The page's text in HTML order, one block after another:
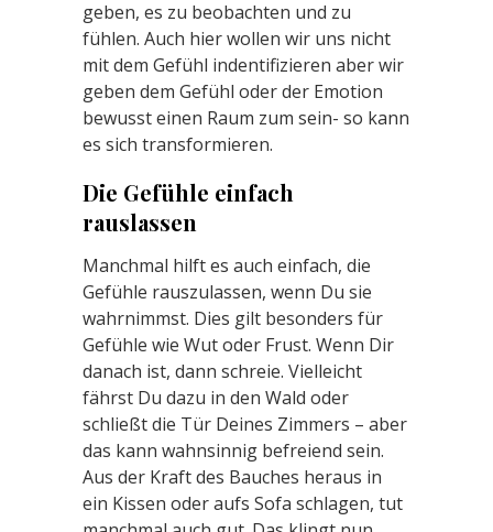
geben, es zu beobachten und zu
fühlen. Auch hier wollen wir uns nicht
mit dem Gefühl indentifizieren aber wir
geben dem Gefühl oder der Emotion
bewusst einen Raum zum sein- so kann
es sich transformieren.
Die Gefühle einfach
rauslassen
Manchmal hilft es auch einfach, die
Gefühle rauszulassen, wenn Du sie
wahrnimmst. Dies gilt besonders für
Gefühle wie Wut oder Frust. Wenn Dir
danach ist, dann schreie. Vielleicht
fährst Du dazu in den Wald oder
schließt die Tür Deines Zimmers – aber
das kann wahnsinnig befreiend sein.
Aus der Kraft des Bauches heraus in
ein Kissen oder aufs Sofa schlagen, tut